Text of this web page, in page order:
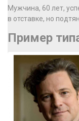
Мужчина, 60 лет,
в отставке, но
Пример